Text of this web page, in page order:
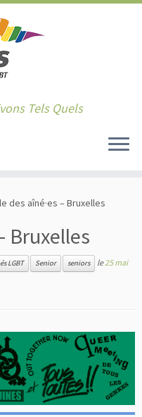
Tels Quels
des aîné·es – Bruxelles
Bruxelles
LGBT Senior seniors le25 mai